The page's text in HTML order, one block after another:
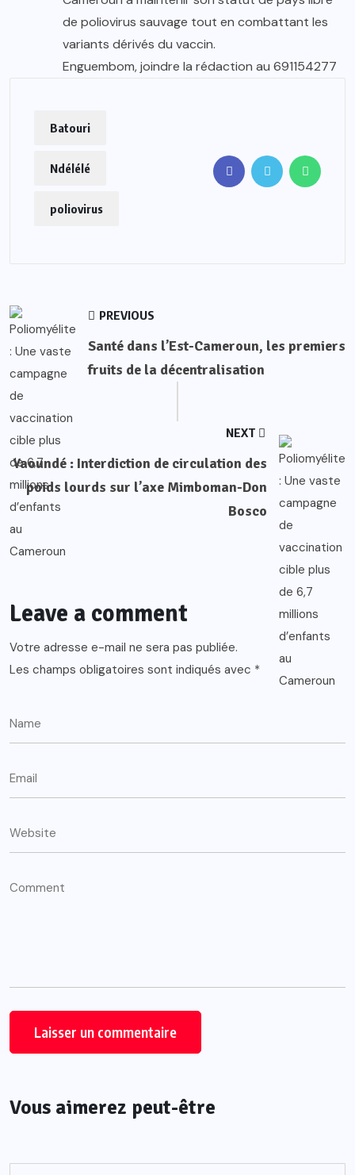
de poliovirus sauvage tout en combattant les
variants dérivés du vaccin.
Enguembom, joindre la rédaction au 691154277
Batouri
Ndélélé
poliovirus
PREVIOUS
Santé dans l’Est-Cameroun, les premiers
fruits de la décentralisation
NEXT
Yaoundé : Interdiction de circulation des
poids lourds sur l’axe Mimboman-Don
Bosco
Leave a comment
Votre adresse e-mail ne sera pas publiée.
Les champs obligatoires sont indiqués avec *
Vous aimerez peut-être